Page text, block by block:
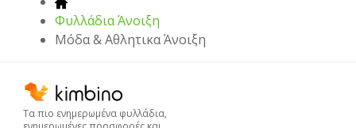
Φυλλάδια Άνοιξη
Μόδα & Aθλητικα Άνοιξη
Τα πιο ενημερωμένα φυλλάδια,